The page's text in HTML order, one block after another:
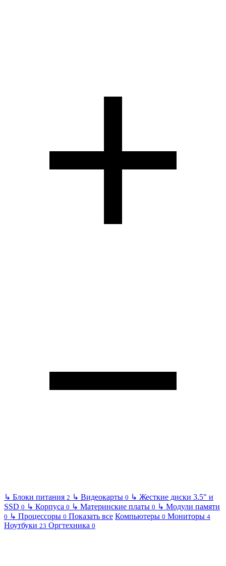
↳ Блоки питания 2 ↳ Видеокарты 0 ↳ Жесткие диски 3.5" и
SSD 0 ↳ Корпуса 0 ↳ Материнские платы 0 ↳ Модули памяти
0 ↳ Процессоры 0 Показать все Компьютеры 0 Мониторы 4
Ноутбуки 23 Оргтехника 0